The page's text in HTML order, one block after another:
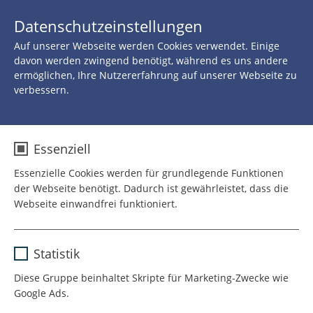
Datenschutzeinstellungen
Auf unserer Webseite werden Cookies verwendet. Einige
davon werden zwingend benötigt, während es uns andere
ermöglichen, Ihre Nutzererfahrung auf unserer Webseite zu
verbessern.
Essenziell
Essenzielle Cookies werden für grundlegende Funktionen
der Webseite benötigt. Dadurch ist gewährleistet, dass die
Webseite einwandfrei funktioniert.
Laufzeit
Statistik
Diese Gruppe beinhaltet Skripte für Marketing-Zwecke wie
Google Ads.